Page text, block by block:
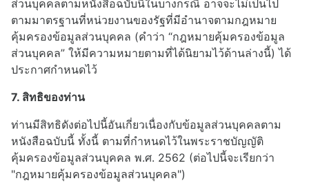
ส่วนบุคคลตามหนังสือฉบับนี้ในบางกรณี อาจจะไม่เป็นไป
ตามมาตรฐานที่หน่วยงานของรัฐที่มีอำนาจตามกฎหมาย
คุ้มครองข้อมูลส่วนบุคคล (คำว่า “กฎหมายคุ้มครองข้อมูล
ส่วนบุคคล” ให้มีความหมายตามที่ได้นิยามไว้ด้านล่างนี้) ได้
ประกาศกำหนดไว้
7. สิทธิของท่าน
ท่านมีสิทธิดังต่อไปนี้อันเกี่ยวเนื่องกับข้อมูลส่วนบุคคลตาม
หนังสือฉบับนี้ ทั้งนี้ ตามที่กำหนดไว้ในพระราชบัญญัติ
คุ้มครองข้อมูลส่วนบุคคล พ.ศ. 2562 (ต่อไปนี้จะเรียกว่า
"กฎหมายคุ้มครองข้อมูลส่วนบุคคล")